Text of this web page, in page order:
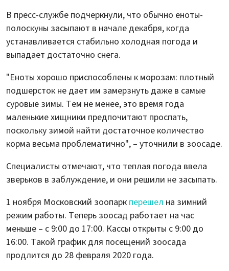
В пресс-службе подчеркнули, что обычно еноты-
полоскуны засыпают в начале декабря, когда
устанавливается стабильно холодная погода и
выпадает достаточно снега.
"Еноты хорошо приспособлены к морозам: плотный
подшерсток не дает им замерзнуть даже в самые
суровые зимы. Тем не менее, это время года
маленькие хищники предпочитают проспать,
поскольку зимой найти достаточное количество
корма весьма проблематично", – уточнили в зоосаде.
Специалисты отмечают, что теплая погода ввела
зверьков в заблуждение, и они решили не засыпать.
1 ноября Московский зоопарк перешел на зимний
режим работы. Теперь зоосад работает на час
меньше – с 9:00 до 17:00. Кассы открыты с 9:00 до
16:00. Такой график для посещений зоосада
продлится до 28 февраля 2020 года.